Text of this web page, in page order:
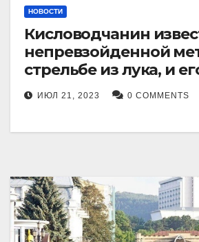
НОВОСТИ
Кисловодчанин
непревзойденной
стрельбе из лука, и
прославили его в
Ставропольском крае.
ИЮЛ 21, 2023 0 COMMENTS